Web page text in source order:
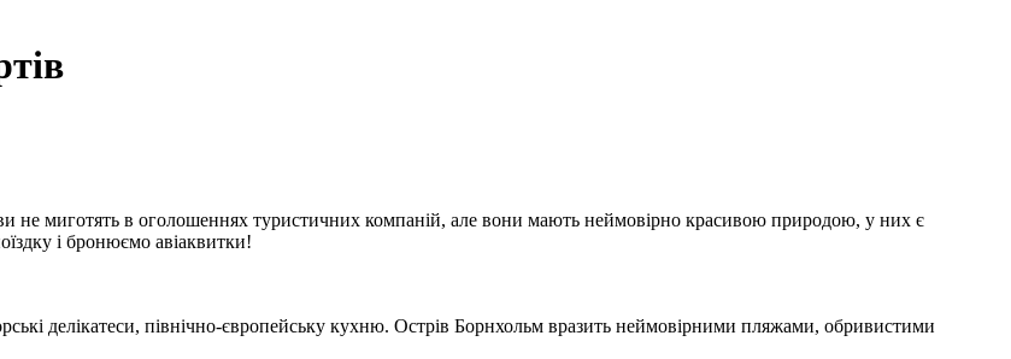
не миготять в оголошеннях туристичних компаній, але вони мають неймовірно красивою природою, у них є
і бронюємо авіаквитки!
делікатеси, північно-європейську кухню. Острів Борнхольм вразить неймовірними пляжами, обривистими